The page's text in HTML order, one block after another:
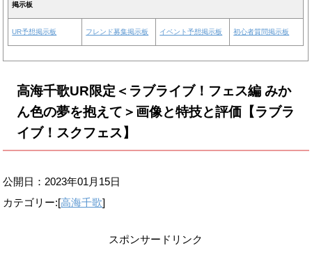
掲示板
UR予想掲示板 フレンド募集掲示板 イベント予想掲示板 初心者質問掲示板
高海千歌UR限定＜ラブライブ！フェス編 みか
ん色の夢を抱えて＞画像と特技と評価【ラブラ
イブ！スクフェス】
公開日： 2023年01月15日
カテゴリー:[高海千歌]
スポンサードリンク